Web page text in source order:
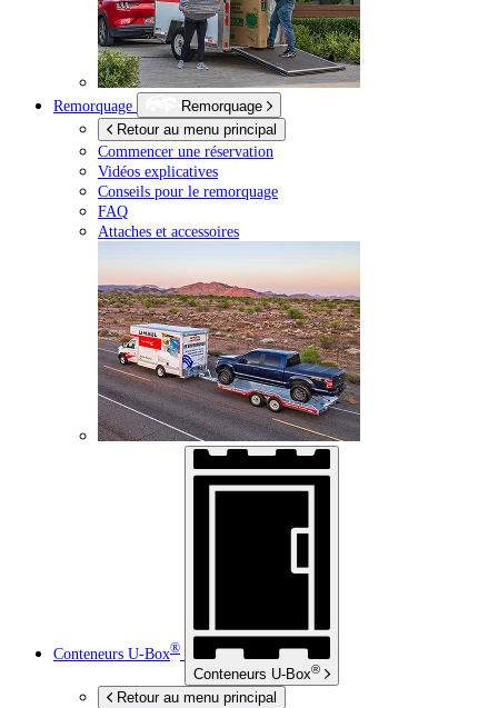
Remorquage
Remorquage
Retour au menu principal
Commencer une réservation
Vidéos explicatives
Conseils pour le remorquage
FAQ
Attaches et accessoires
Conteneurs U-Box®
Conteneurs U-Box®
Retour au menu principal